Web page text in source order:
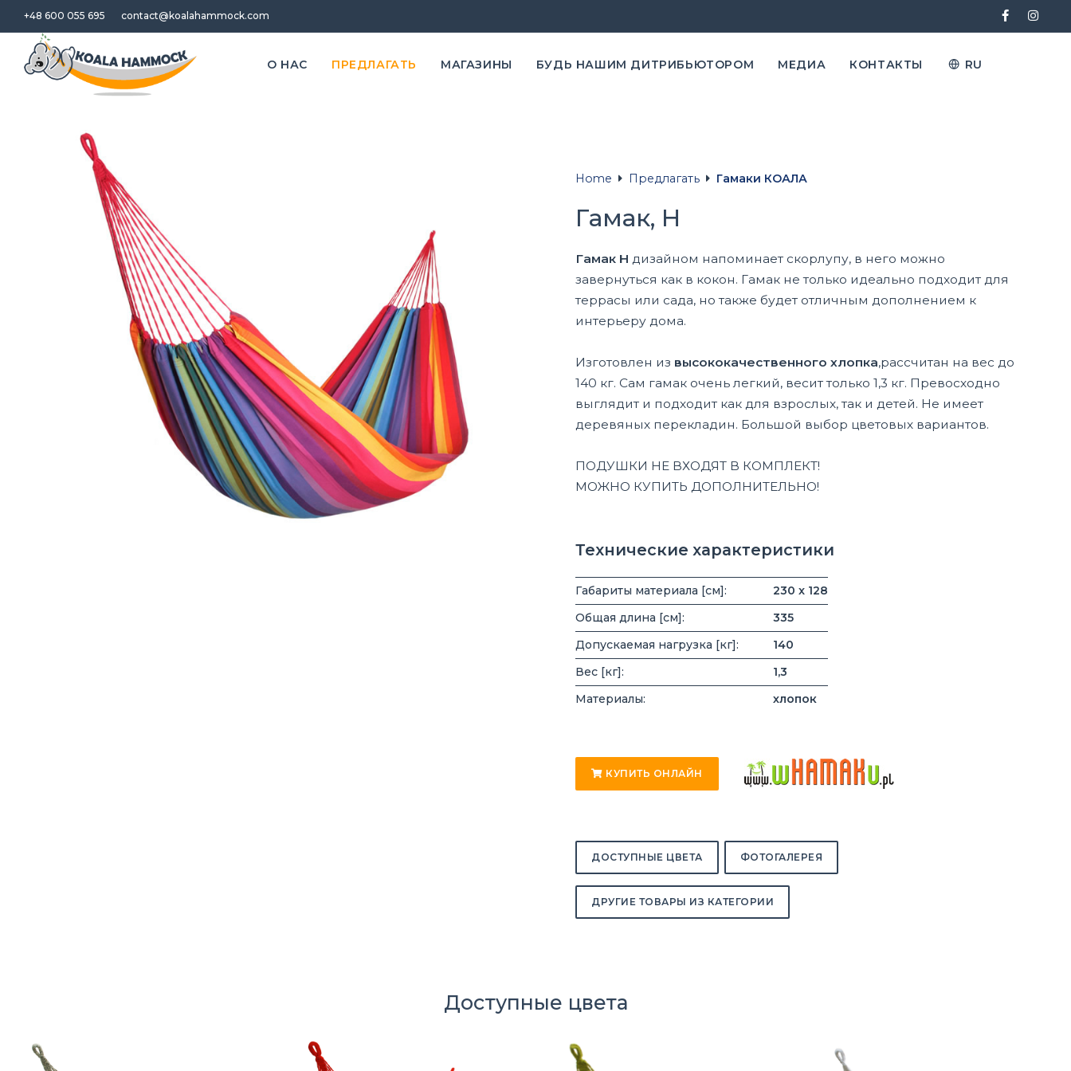
+48 600 055 695 contact@koalahammock.com
O НАС ПРЕДЛАГАТЬ MАГАЗИНЫ БУДЬ НАШИМ ДИТРИБЬЮТОРОМ МЕДИА КОНТАКТЫ RU
Home Предлагать Гамаки КОАЛА
Гамак, H
Гамак H дизайном напоминает скорлупу, в него можно
завернуться как в кокон. Гамак не только идеально подходит для
террасы или сада, но также будет отличным дополнением к
интерьеру дома.
Изготовлен из высококачественного хлопка,рассчитан на вес до
140 кг. Сам гамак очень легкий, весит только 1,3 кг. Превосходно
выглядит и подходит как для взрослых, так и детей. Не имеет
деревяных перекладин. Большой выбор цветовых вариантов.
ПОДУШКИ НЕ ВХОДЯТ В КОМПЛЕКТ!
МОЖНО КУПИТЬ ДОПОЛНИТЕЛЬНО!
Технические характеристики
Габариты материала [см]:
230 x 128
Общая длина [см]:
335
Допускаемая нагрузка [кг]:
140
Вес [кг]:
1,3
Материалы:
хлопок
КУПИТЬ ОНЛАЙН
ДОСТУПНЫЕ ЦВЕТА ФОТОГАЛЕРЕЯ
ДРУГИЕ ТОВАРЫ ИЗ КАТЕГОРИИ
Доступные цвета